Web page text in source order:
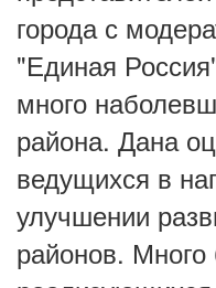
города с
"Единая
много
района. Дана
ведущихся в
улучшении
районов.